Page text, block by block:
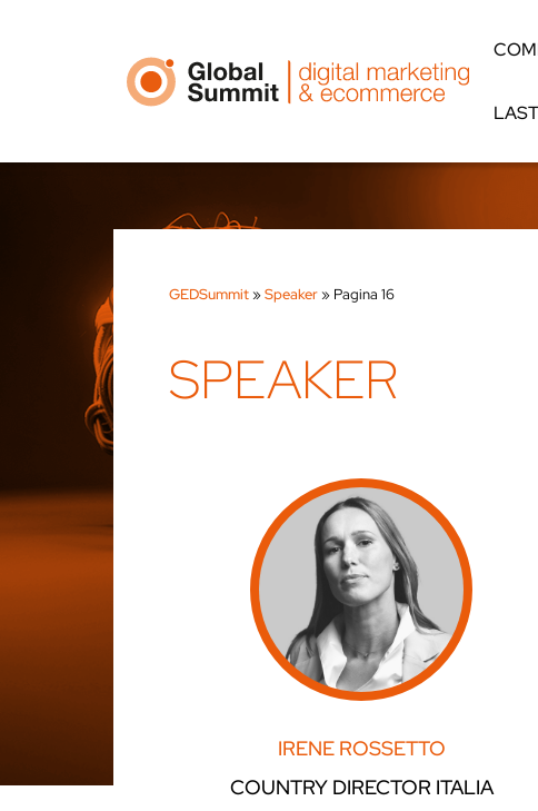
GEDSummit»Speaker» Pagina 16
SPEAKER
IRENE ROSSETTO
COUNTRY DIRECTOR ITALIA